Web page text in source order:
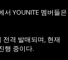
YOUNITE 멤버들은
전격 발매되며, 현재
행 중이다.